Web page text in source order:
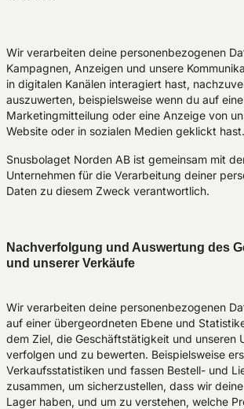
Wir verarbeiten deine personenbezogenen
Kampagnen, Anzeigen und unsere
in digitalen Kanälen interagiert hast,
auszuwerten, beispielsweise wenn du auf eine
Marketingmitteilung oder eine Anzeige von
Website oder in sozialen Medien geklickt hast.
Snusbolaget Norden AB ist gemeinsam mit
Unternehmen für die Verarbeitung deiner
Daten zu diesem Zweck verantwortlich.
Nachverfolgung und Auswertung des
und unserer Verkäufe
Wir verarbeiten deine personenbezogenen
auf einer übergeordneten Ebene und
dem Ziel, die Geschäftstätigkeit und unseren
verfolgen und zu bewerten. Beispielsweise
Verkaufsstatistiken und fassen Bestell- und
zusammen, um sicherzustellen, dass wir
Lager haben, und um zu verstehen, welche